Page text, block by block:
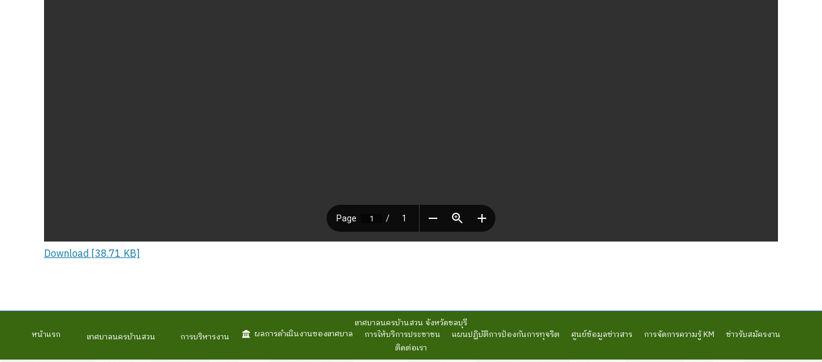
Download [38.71 KB]
เทศบาลนครบ้านสวน จังหวัดชลบุรี
หน้าแรก
เทศบาลนครบ้านสวน การบริหารงาน ผลการดำเนินงานของเทศบาล การให้บริการประชาชน แผนปฏิบัติการป้องกันการทุจริต ศูนย์ข้อมูลข่าวสาร การจัดการความรู้ KM
ข่าวรับสมัครงาน
ติดต่อเรา